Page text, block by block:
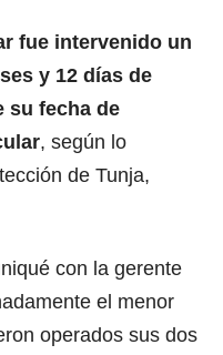
fue intervenido un
y 12 días de
su fecha de
, según lo
de Tunja,
con la gerente
el menor
operados sus dos